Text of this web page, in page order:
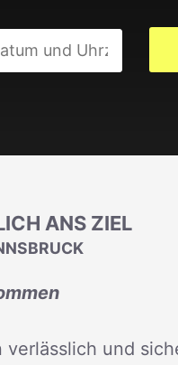
ANS ZIEL
und